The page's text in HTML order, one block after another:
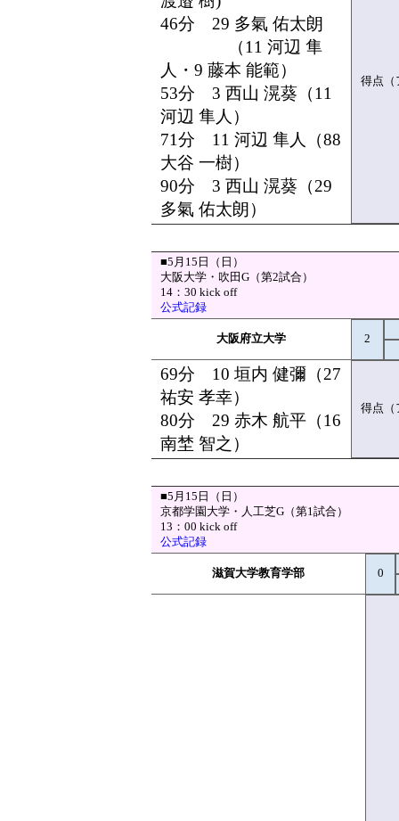
46分 29 多氣 佑太朗
（11 河辺 隼
人・9 藤本 能範）
53分 3 西山 滉葵（11
河辺 隼人）
71分 11 河辺 隼人（88
大谷 一樹）
90分 3 西山 滉葵（29
多氣 佑太朗）
得点（
■5月15日（日）
大阪大学・吹田G（第2試合）
14：30 kick off
公式記録
大阪府立大学 2
69分 10 垣内 健彌（27
祐安 孝幸）
80分 29 赤木 航平（16
南埜 智之）
得点（
■5月15日（日）
京都学園大学・人工芝G（第1試合）
13：00 kick off
公式記録
滋賀大学教育学部 0